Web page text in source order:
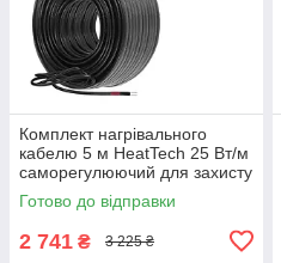
Комплект нагрівального
кабелю 5 м HeatTech 25 Вт/м
саморегулюючий для захисту
водостоку покрівлі труб
Готово до відправки
2 741 ₴ 3 225 ₴